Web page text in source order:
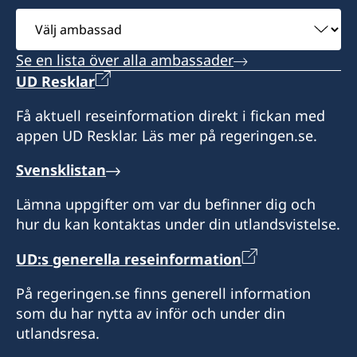
Välj
ambassad
Se en lista över alla ambassader
UD Resklar
Få aktuell reseinformation direkt i fickan med
appen UD Resklar. Läs mer på regeringen.se.
Svensklistan
Lämna uppgifter om var du befinner dig och
hur du kan kontaktas under din utlandsvistelse.
UD:s generella reseinformation
På regeringen.se finns generell information
som du har nytta av inför och under din
utlandsresa.